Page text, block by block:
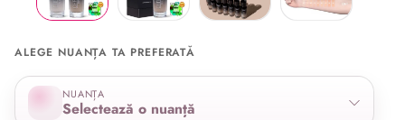
Selectează nuanța
ALEGE NUANȚA TA PREFERATĂ
NUANȚA
Selectează o nuanță